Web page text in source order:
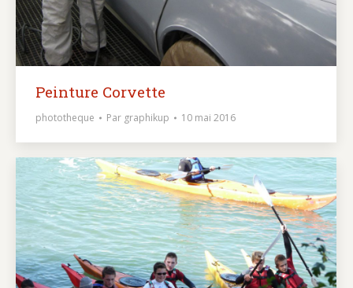
Peinture Corvette
phototheque Par graphikup 10 mai 2016